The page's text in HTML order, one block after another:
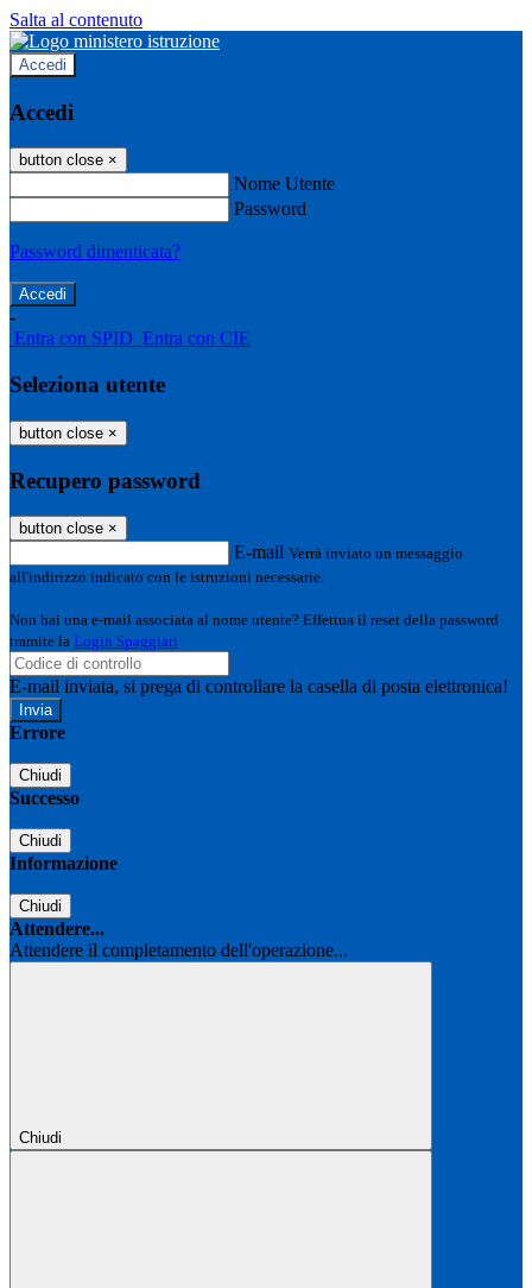
Salta al contenuto
Accedi
Accedi
button close ×
Nome Utente
Password
Password dimenticata?
-
Entra con SPID Entra con CIE
Seleziona utente
button close ×
Recupero password
button close ×
E-mail Verrà inviato un messaggio
all'indirizzo indicato con le istruzioni necessarie.
Non hai una e-mail associata al nome utente? Effettua il reset della password
tramite la Login Spaggiari
E-mail inviata, si prega di controllare la casella di posta elettronica!
Errore
Chiudi
Successo
Chiudi
Informazione
Chiudi
Attendere...
Attendere il completamento dell'operazione...
Chiudi